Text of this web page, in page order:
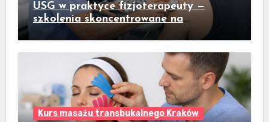
USG w praktyce fizjoterapeuty —
szkolenia skoncentrowane na
praktycznym badaniu pacjenta
Kurs masażu transbukalnego Kraków